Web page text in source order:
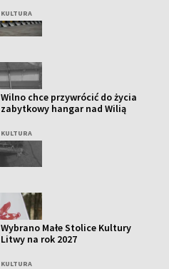
KULTURA
Wilno chce przywrócić do życia
zabytkowy hangar nad Wilią
KULTURA
Wybrano Małe Stolice Kultury
Litwy na rok 2027
KULTURA